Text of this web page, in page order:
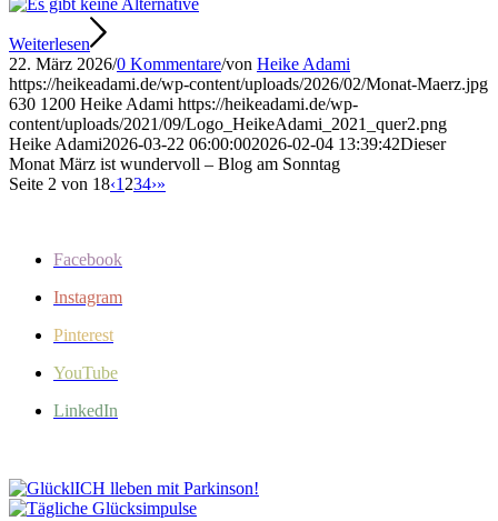
Weiterlesen
22. März 2026/0 Kommentare/von Heike Adami
https://heikeadami.de/wp-content/uploads/2026/02/Monat-Maerz.jpg
630 1200 Heike Adami https://heikeadami.de/wp-
content/uploads/2021/09/Logo_HeikeAdami_2021_quer2.png
Heike Adami2026-03-22 06:00:002026-02-04 13:39:42Dieser
Monat März ist wundervoll – Blog am Sonntag
Seite 2 von 18‹1 234›»
Facebook
Instagram
Pinterest
YouTube
LinkedIn